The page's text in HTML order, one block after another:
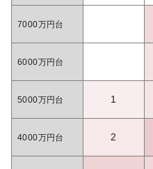
7000万円台
6000万円台
5000万円台 1
4000万円台 2